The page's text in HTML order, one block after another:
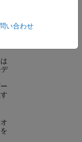
い合わせ